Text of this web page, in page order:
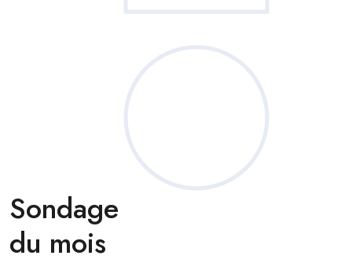
Sondage
du mois